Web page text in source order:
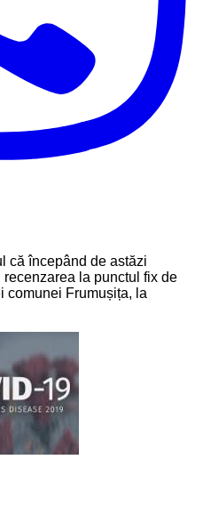
că începând de astăzi
la punctul fix de
comunei Frumușița, la